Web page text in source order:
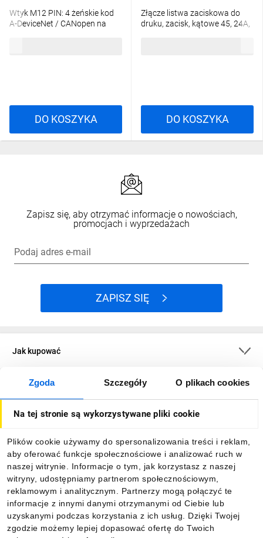
Zgoda Szczegóły O plikach cookies
Na tej stronie są wykorzystywane pliki cookie
Plików cookie używamy do spersonalizowania treści i reklam,
aby oferować funkcje społecznościowe i analizować ruch w
naszej witrynie. Informacje o tym, jak korzystasz z naszej
witryny, udostępniamy partnerom społecznościowym,
reklamowym i analitycznym. Partnerzy mogą połączyć te
informacje z innymi danymi otrzymanymi od Ciebie lub
uzyskanymi podczas korzystania z ich usług. Dzięki Twojej
zgodzie możemy lepiej dopasować ofertę do Twoich
Wtyk M12 PIN: 4 żeńskie kod
A-DeviceNet / CANopen na
DO KOSZYKA
Złącze listwa zaciskowa do
druku, zacisk, kątowe 45, 24A,
DO KOSZYKA
Zapisz się, aby otrzymać informacje o nowościach,
promocjach i wyprzedażach
Podaj adres e-mail
ZAPISZ SIĘ
Jak kupować
O firmie
Informacje
Pobierz naszą aplikację mobilną: